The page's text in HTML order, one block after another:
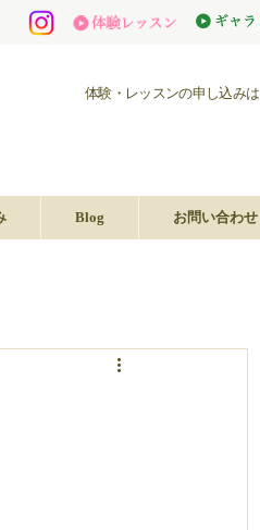
体験・レッスンの申し込みは
Blog お問い合わせ